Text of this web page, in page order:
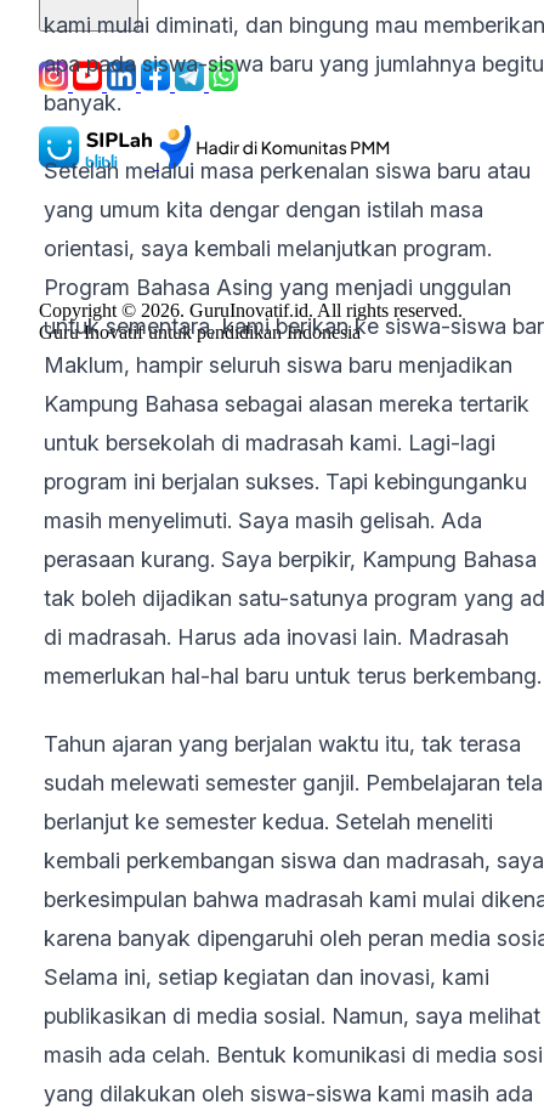
kami mulai diminati, dan bingung mau memberikan
apa pada siswa-siswa baru yang jumlahnya begitu
banyak.
Setelah melalui masa perkenalan siswa baru atau
yang umum kita dengar dengan istilah masa
orientasi, saya kembali melanjutkan program.
Program Bahasa Asing yang menjadi unggulan
untuk sementara, kami berikan ke siswa-siswa
Maklum, hampir seluruh siswa baru menjadikan
Kampung Bahasa sebagai alasan mereka tertarik
untuk bersekolah di madrasah kami. Lagi-lagi
program ini berjalan sukses. Tapi kebingunganku
masih menyelimuti. Saya masih gelisah. Ada
perasaan kurang. Saya berpikir, Kampung Bahasa
tak boleh dijadikan satu-satunya program yang
di madrasah. Harus ada inovasi lain. Madrasah
memerlukan hal-hal baru untuk terus berkembang.
Tahun ajaran yang berjalan waktu itu, tak terasa
sudah melewati semester ganjil. Pembelajaran
berlanjut ke semester kedua. Setelah meneliti
kembali perkembangan siswa dan madrasah, saya
berkesimpulan bahwa madrasah kami mulai
karena banyak dipengaruhi oleh peran media
Selama ini, setiap kegiatan dan inovasi, kami
publikasikan di media sosial. Namun, saya melihat
masih ada celah. Bentuk komunikasi di media
yang dilakukan oleh siswa-siswa kami masih ada
Copyright © 2026. GuruInovatif.id. All rights reserved.
Guru Inovatif untuk pendidikan Indonesia